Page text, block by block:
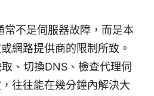
常不是伺服器故障，而是本
網路提供商的限制所致。
、切換DNS、檢查代理伺
往往能在幾分鐘內解決大